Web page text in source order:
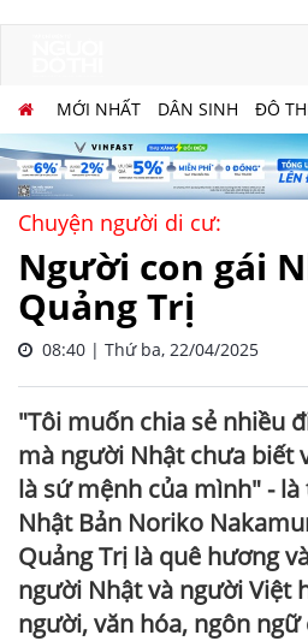
MỚI NHẤT DÂN SINH ĐÔ
Chuyện người di cư:
Người con gái
Quảng Trị
08:40 | Thứ ba, 22/04/2025
"Tôi muốn chia sẻ nhiều
mà người Nhật chưa biết
là sứ mệnh của mình" -
Nhật Bản Noriko
Quảng Trị là quê hương
người Nhật và người Việt
người, văn hóa, ngôn ngữ